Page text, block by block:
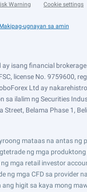
Warning Cookie settings
Makipag-ugnayan sa amin
ay isang financial
license No. 9759600,
Ltd ay
sa ilalim ng Securities
Street, Belama Phase 1,
mataas na antas ng
ng mga produktong
ng mga retail investor
ng mga CFD sa provider
higit sa kaya mong